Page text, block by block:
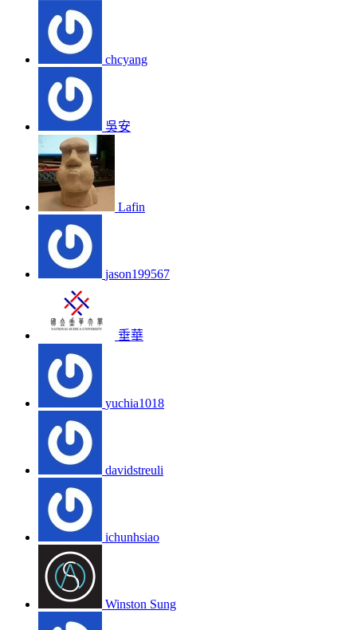
chcyang
吳安
Lafin
jason199567
垂華
yuchia1018
davidstreuli
ichunhsiao
Winston Sung